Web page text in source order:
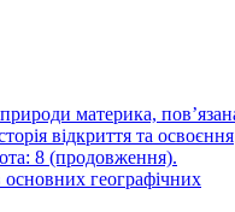
природи материка,
відкриття та освоєння
8 (продовження).
основних географічних